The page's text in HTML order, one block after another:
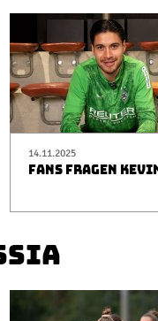
14.11.2025
FANS FRAGEN